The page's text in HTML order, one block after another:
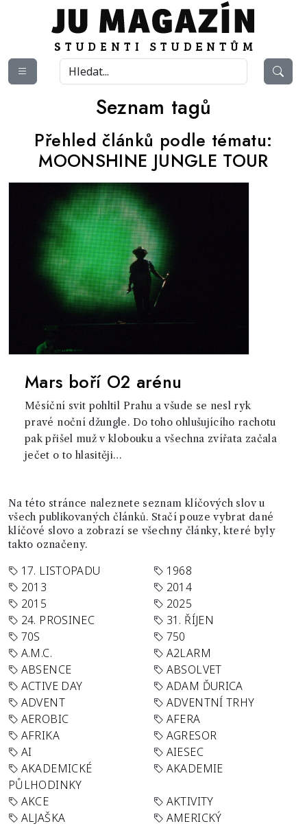
Seznam tagů
Přehled článků podle tématu:
MOONSHINE JUNGLE TOUR
Mars boří O2 arénu
Měsíční svit pohltil Prahu a všude se nesl ryk
pravé noční džungle. Do toho ohlušujícího rachotu
pak přišel muž v klobouku a všechna zvířata začala
ječet o to hlasitěji…
Na této stránce naleznete seznam klíčových slov u
všech publikovaných článků. Stačí pouze vybrat dané
klíčové slovo a zobrazí se všechny články, které byly
takto označeny.
17. LISTOPADU
1968
2013
2014
2015
2025
24. PROSINEC
31. ŘÍJEN
70S
750
A.M.C.
A2LARM
ABSENCE
ABSOLVET
ACTIVE DAY
ADAM ĎURICA
ADVENT
ADVENTNÍ TRHY
AEROBIC
AFERA
AFRIKA
AGRESOR
AI
AIESEC
AKADEMICKÉ
PŮLHODINKY
AKADEMIE
AKCE
AKTIVITY
ALJAŠKA
AMERICKÝ